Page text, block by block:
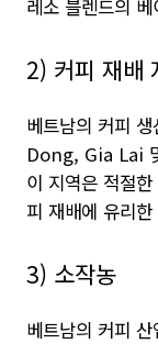
레소 블렌드의
2) 커피 재배
베트남의 커피
Dong, Gia Lai
이 지역은 적절
피 재배에 유리
3) 소작농
베트남의 커피